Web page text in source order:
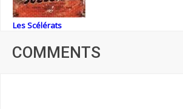
Les Scélérats
COMMENTS